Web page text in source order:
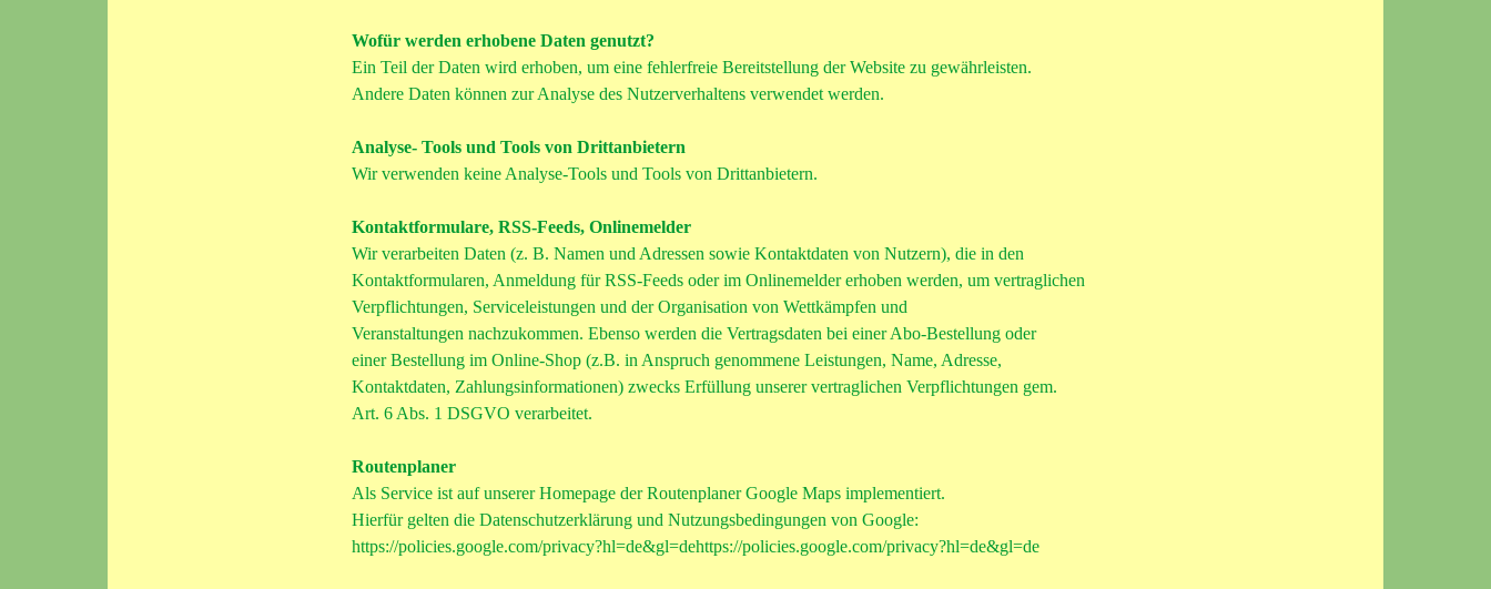
Wofür werden erhobene Daten genutzt?
Ein Teil der Daten wird erhoben, um eine fehlerfreie Bereitstellung der Website zu gewährleisten.
Andere Daten können zur Analyse des Nutzerverhaltens verwendet werden.
Analyse- Tools und Tools von Drittanbietern
Wir verwenden keine Analyse-Tools und Tools von Drittanbietern.
Kontaktformulare, RSS-Feeds, Onlinemelder
Wir verarbeiten Daten (z. B. Namen und Adressen sowie Kontaktdaten von Nutzern), die in den
Kontaktformularen, Anmeldung für RSS-Feeds oder im Onlinemelder erhoben werden, um vertraglichen
Verpflichtungen, Serviceleistungen und der Organisation von Wettkämpfen und
Veranstaltungen nachzukommen. Ebenso werden die Vertragsdaten bei einer Abo-Bestellung oder
einer Bestellung im Online-Shop (z.B. in Anspruch genommene Leistungen, Name, Adresse,
Kontaktdaten, Zahlungsinformationen) zwecks Erfüllung unserer vertraglichen Verpflichtungen gem.
Art. 6 Abs. 1 DSGVO verarbeitet.
Routenplaner
Als Service ist auf unserer Homepage der Routenplaner Google Maps implementiert.
Hierfür gelten die Datenschutzerklärung und Nutzungsbedingungen von Google:
https://policies.google.com/privacy?hl=de&gl=dehttps://policies.google.com/privacy?hl=de&gl=de